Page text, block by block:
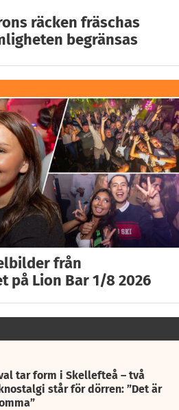
räcken fräschas
begränsas
från
på Lion Bar 1/8 2026
tar form i Skellefteå – två
står för dörren: ”Det är